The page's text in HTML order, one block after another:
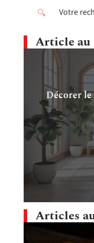
Article au
Décorer le
Articles